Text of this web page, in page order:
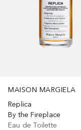
MAISON MARGIELA
Replica
By the Fireplace
Eau de Toilette